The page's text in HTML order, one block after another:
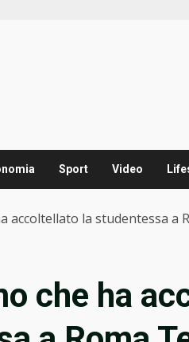
Sport Video
accoltellato la studentessa
che ha